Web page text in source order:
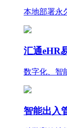
本地部署永
汇通eHR
数字化、智
智能出入